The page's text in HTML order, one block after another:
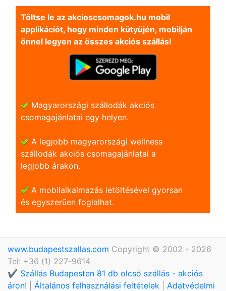
Töltse le az akcioscsomagok.hu mobil
applikációt, hogy minden kütyüjén, mobilján
önnel legyen az összes akciós szállás!
Magyarországi szállodák akciós
csomagajánlatai egy helyen.
A legjobb magyarországi wellness
szállodák akciós csomagajánlatai a
legjobb árakon.
A mobilalkalmazás letöltésével gyorsan
és egyszerũen foglalhat.
www.budapestszallas.com Copyright © 2002 - 2026
Tel: +36 (1) 227-9614
✔️ Szállás Budapesten 81 db olcsó szállás - akciós
áron!
Általános felhasználási feltételek
Adatvédelmi